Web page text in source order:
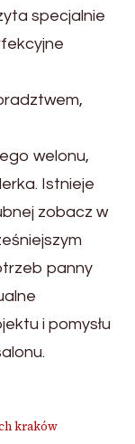
specjalnie
welonu,
Istnieje
zobacz w
panny
i pomysłu
kraków